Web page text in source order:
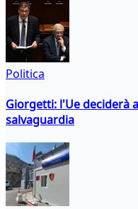
Politica
Giorgetti: l'Ue deciderà
salvaguardia